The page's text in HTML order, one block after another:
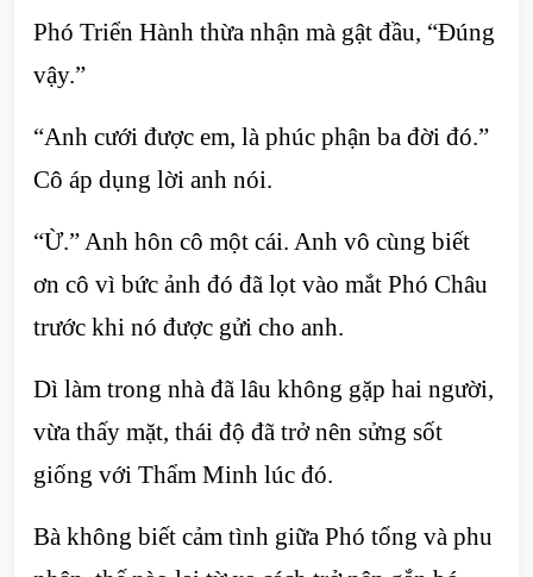
Phó Triển Hành thừa nhận mà gật đầu, “Đúng
vậy.”
“Anh cưới được em, là phúc phận ba đời đó.”
Cô áp dụng lời anh nói.
“Ừ.” Anh hôn cô một cái. Anh vô cùng biết
ơn cô vì bức ảnh đó đã lọt vào mắt Phó Châu
trước khi nó được gửi cho anh.
Dì làm trong nhà đã lâu không gặp hai người,
vừa thấy mặt, thái độ đã trở nên sửng sốt
giống với Thẩm Minh lúc đó.
Bà không biết cảm tình giữa Phó tổng và phu